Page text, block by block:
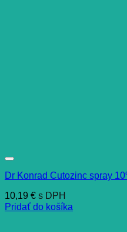
Dr Konrad Cutozinc spray
10,19 € s DPH
Pridať do košíka